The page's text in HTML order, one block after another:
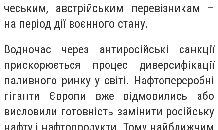
чеським, австрійським перевізникам –
на період дії воєнного стану.
Водночас через антиросійські санкції
прискорюється процес диверсифікації
паливного ринку у світі. Нафтопереробні
гіганти Європи вже відмовились або
висловили готовність замінити російську
нафту і нафтопродукти. Тому найближчим